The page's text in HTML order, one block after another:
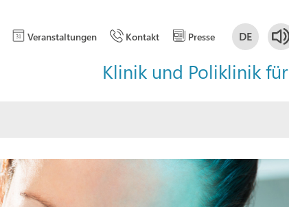
Veranstaltungen Kontakt Presse DE
Deutsch
DE
Klinik und Poliklinik für